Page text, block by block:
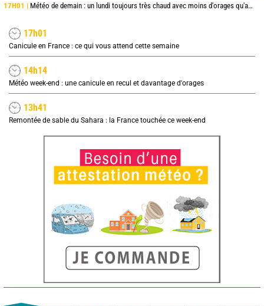
17H01 | Météo de demain : un lundi toujours très chaud avec moins d'orages qu'aujourd'hui
17h01
Canicule en France : ce qui vous attend cette semaine
14h14
Météo week-end : une canicule en recul et davantage d'orages
13h41
Remontée de sable du Sahara : la France touchée ce week-end